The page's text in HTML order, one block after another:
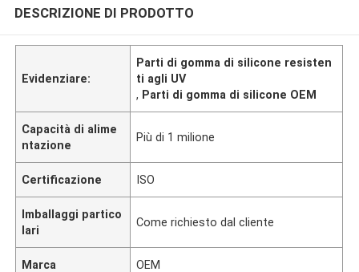
DESCRIZIONE DI PRODOTTO
Evidenziare:
Parti di gomma di silicone resisten
ti agli UV
, Parti di gomma di silicone OEM
Capacità di alime
ntazione
Più di 1 milione
Certificazione ISO
Imballaggi partico
lari
Come richiesto dal cliente
Marca OEM